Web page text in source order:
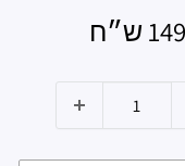
ש״ח